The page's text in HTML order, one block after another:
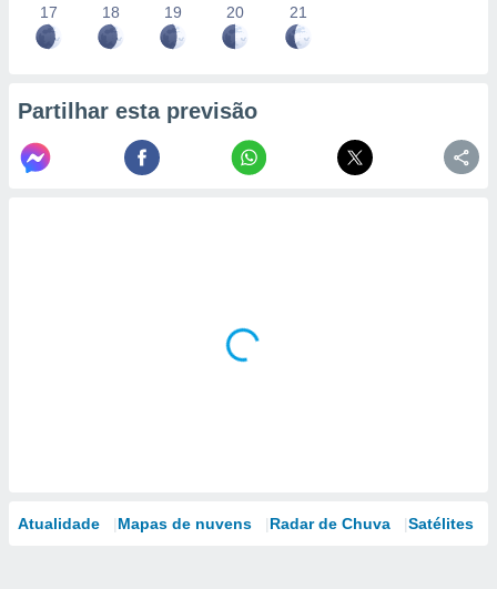
de
1199
17 18 19 20 21
Partilhar esta previsão
Atualidade Mapas de nuvens Radar de Chuva Satélites